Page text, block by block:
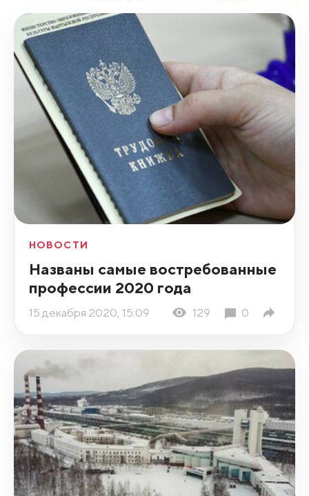
НОВОСТИ
Названы самые востребованные
профессии 2020 года
15 декабря 2020, 15:09 129 0